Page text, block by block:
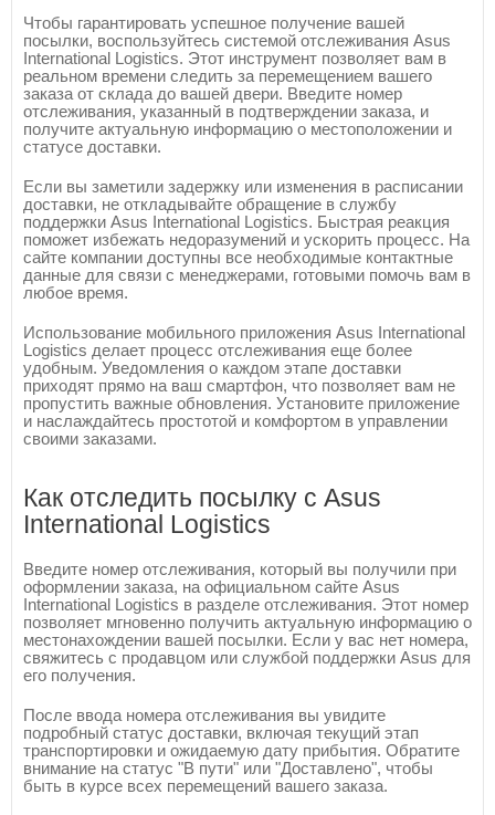
Чтобы гарантировать успешное получение вашей
посылки, воспользуйтесь системой отслеживания Asus
International Logistics. Этот инструмент позволяет вам в
реальном времени следить за перемещением вашего
заказа от склада до вашей двери. Введите номер
отслеживания, указанный в подтверждении заказа, и
получите актуальную информацию о местоположении и
статусе доставки.
Если вы заметили задержку или изменения в расписании
доставки, не откладывайте обращение в службу
поддержки Asus International Logistics. Быстрая реакция
поможет избежать недоразумений и ускорить процесс. На
сайте компании доступны все необходимые контактные
данные для связи с менеджерами, готовыми помочь вам в
любое время.
Использование мобильного приложения Asus International
Logistics делает процесс отслеживания еще более
удобным. Уведомления о каждом этапе доставки
приходят прямо на ваш смартфон, что позволяет вам не
пропустить важные обновления. Установите приложение
и наслаждайтесь простотой и комфортом в управлении
своими заказами.
Как отследить посылку с Asus
International Logistics
Введите номер отслеживания, который вы получили при
оформлении заказа, на официальном сайте Asus
International Logistics в разделе отслеживания. Этот номер
позволяет мгновенно получить актуальную информацию о
местонахождении вашей посылки. Если у вас нет номера,
свяжитесь с продавцом или службой поддержки Asus для
его получения.
После ввода номера отслеживания вы увидите
подробный статус доставки, включая текущий этап
транспортировки и ожидаемую дату прибытия. Обратите
внимание на статус "В пути" или "Доставлено", чтобы
быть в курсе всех перемещений вашего заказа.